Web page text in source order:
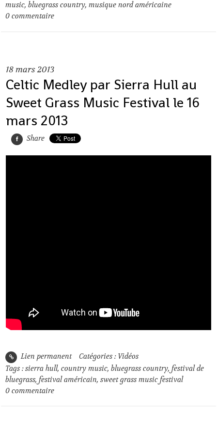
music,bluegrass country,musique nord américaine
0 commentaire
18mars 2013
Celtic Medley par Sierra Hull au
Sweet Grass Music Festival le 16
mars 2013
Share
Lien permanent Catégories : Vidéos
Tags :sierra hull,country music,bluegrass country,festival de
bluegrass,festival américain,sweet grass music festival
0 commentaire